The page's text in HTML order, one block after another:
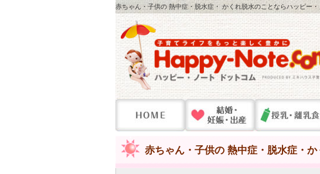
赤ちゃん・子供の 熱中症・脱水症・ かくれ脱水のことならハッピー
赤ちゃん・子供の 熱中症・脱水症・か